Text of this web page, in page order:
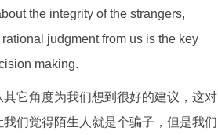
the integrity of the strangers,
judgment from us is the key
making.
它角度为我们想到很好的建议，这对
们觉得陌生人就是个骗子，但是我们